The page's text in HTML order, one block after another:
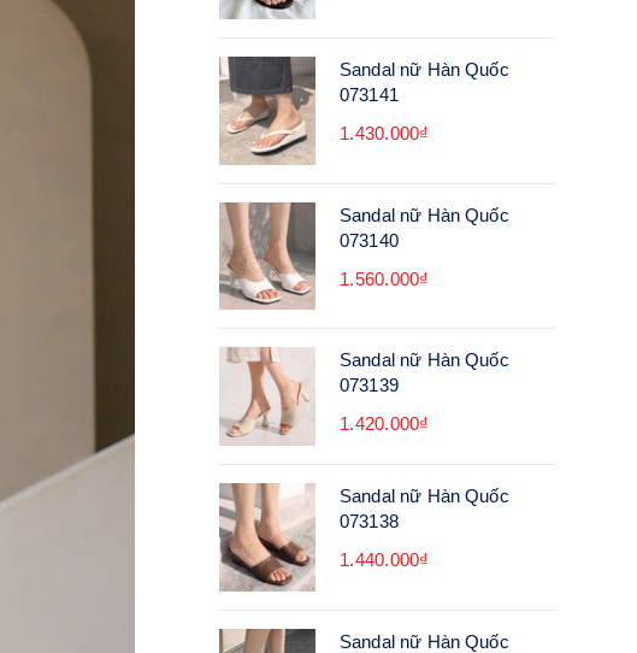
Sandal nữ Hàn Quốc
073141
1.430.000₫
Sandal nữ Hàn Quốc
073140
1.560.000₫
Sandal nữ Hàn Quốc
073139
1.420.000₫
Sandal nữ Hàn Quốc
073138
1.440.000₫
Sandal nữ Hàn Quốc